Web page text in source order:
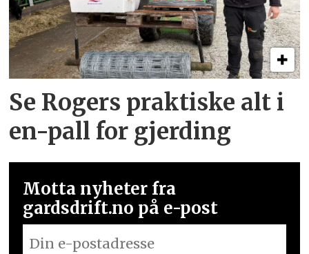
Se Rogers praktiske alt i
en-pall for gjerding
Motta nyheter fra
gardsdrift.no på e-post